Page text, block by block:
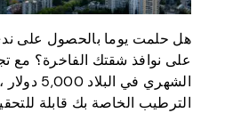
هل حلمت يوما بالحصول على
على نوافذ شقتك الفاخرة؟ مع
الشهري في
الترطيب الخاصة بك قابلة